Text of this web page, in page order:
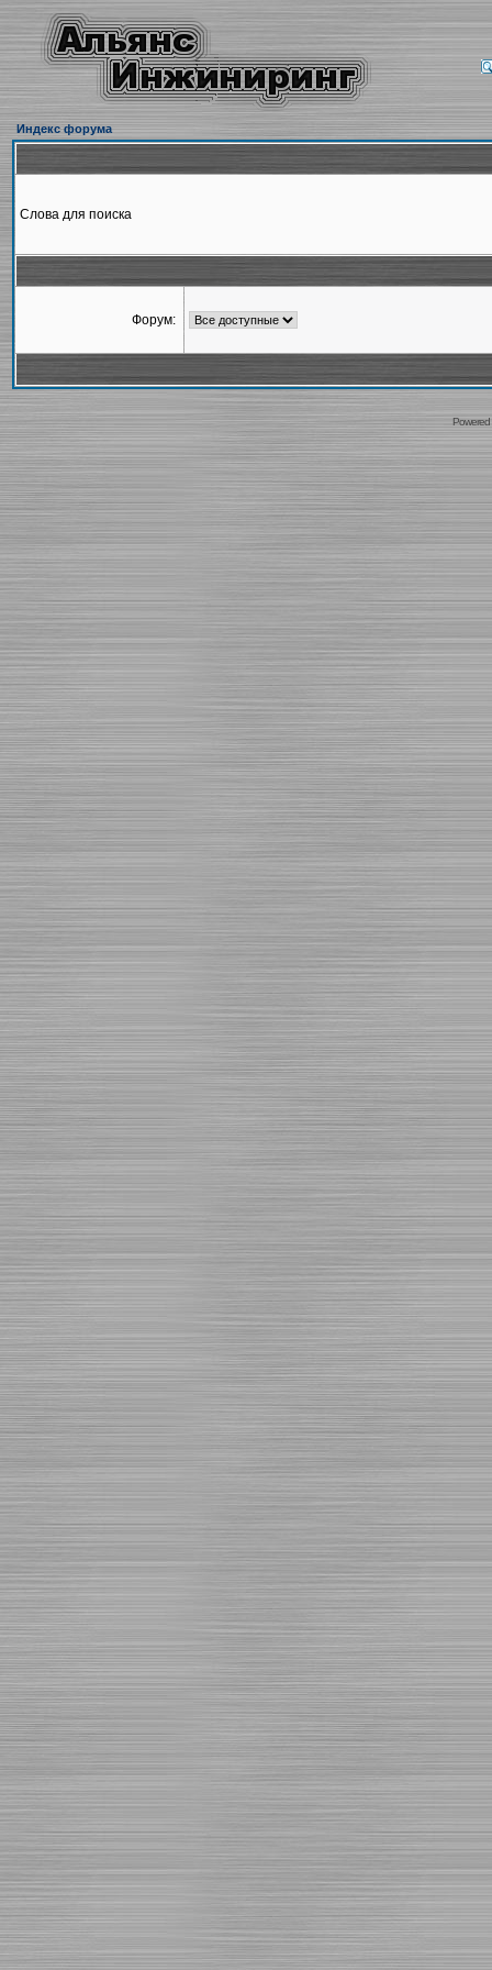
Индекс форума
Слова для поиска
Форум: